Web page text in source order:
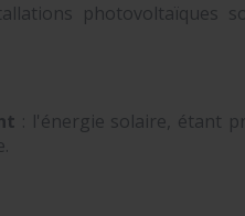
photovoltaïques
: l'énergie solaire, étant